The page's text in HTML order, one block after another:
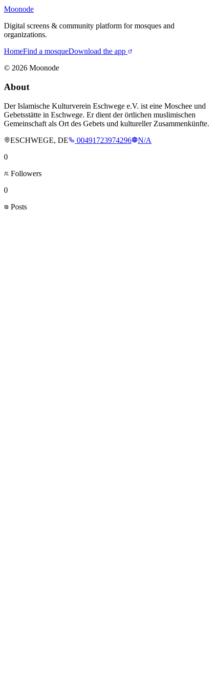
Moonode
Digital screens & community platform for mosques and
organizations.
HomeFind a mosqueDownload the app
© 2026 Moonode
About
Der Islamische Kulturverein Eschwege e.V. ist eine Moschee und
Gebetsstätte in Eschwege. Er dient der örtlichen muslimischen
Gemeinschaft als Ort des Gebets und kultureller Zusammenkünfte.
ESCHWEGE, DE
00491723974296
N/A
0
Followers
0
Posts